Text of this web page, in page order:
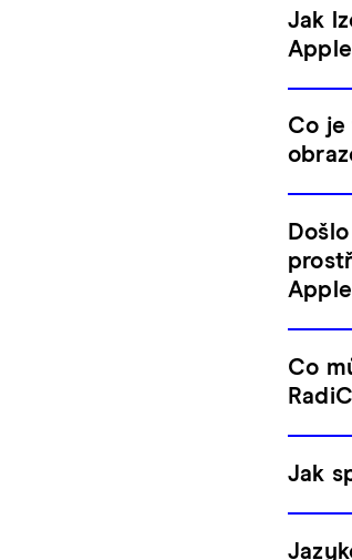
Jak
Co je
Co
Jak